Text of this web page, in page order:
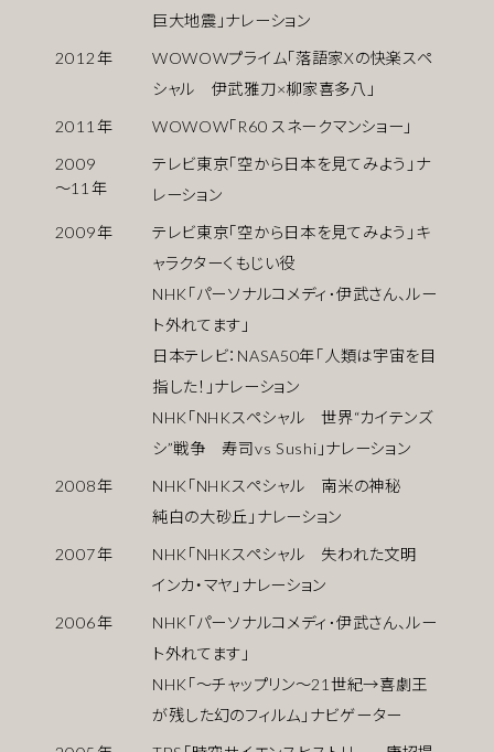
巨大地震」ナレーション
2012年
WOWOWプライム「落語家Xの快楽スペ
シャル 伊武雅刀×柳家喜多八」
2011 年
WOWOW「R60 スネークマンショー」
2009
〜11 年
テレビ東京「空から日本を見てみよう」ナ
レーション
2009年
テレビ東京「空から日本を見てみよう」キ
ャラクターくもじい役
NHK「パーソナルコメディ･伊武さん、ルー
ト外れてます」
日本テレビ：NASA50年「人類は宇宙を目
指した！」ナレーション
NHK「NHKスペシャル 世界“カイテンズ
シ”戦争 寿司vs Sushi」ナレーション
2008年
NHK「NHKスペシャル 南米の神秘
純白の大砂丘」ナレーション
2007年
NHK「NHKスペシャル 失われた文明
インカ・マヤ」ナレーション
2006年
NHK「パーソナルコメディ･伊武さん、ルー
ト外れてます」
NHK「〜チャップリン〜21世紀→喜劇王
が残した幻のフィルム」ナビゲーター